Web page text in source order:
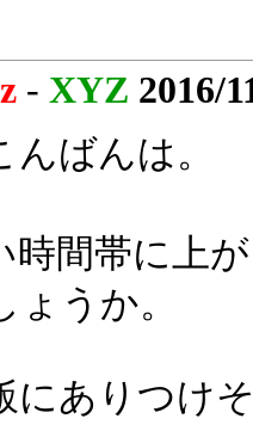
- XYZ 2016/
んばんは。
時間帯に上
うか。
にありつけ